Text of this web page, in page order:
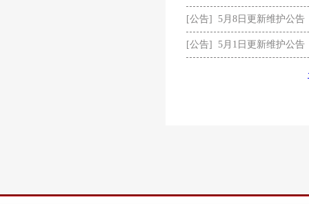
[公告] 5月8日更新维护公告
[公告] 5月1日更新维护公告